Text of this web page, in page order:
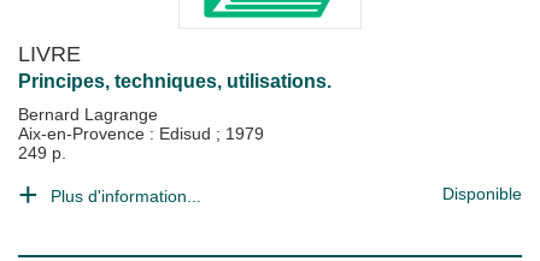
LIVRE
Principes, techniques, utilisations.
Bernard Lagrange
Aix-en-Provence : Edisud ; 1979
249 p.
Plus d'information... Disponible